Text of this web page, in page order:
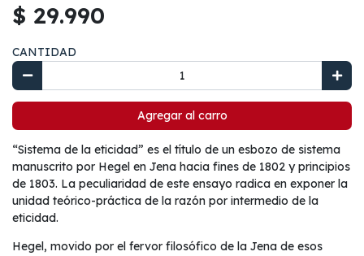
$ 29.990
CANTIDAD
Agregar al carro
“Sistema de la eticidad” es el título de un esbozo de sistema
manuscrito por Hegel en Jena hacia fines de 1802 y principios
de 1803. La peculiaridad de este ensayo radica en exponer la
unidad teórico-práctica de la razón por intermedio de la
eticidad.
Hegel, movido por el fervor filosófico de la Jena de esos